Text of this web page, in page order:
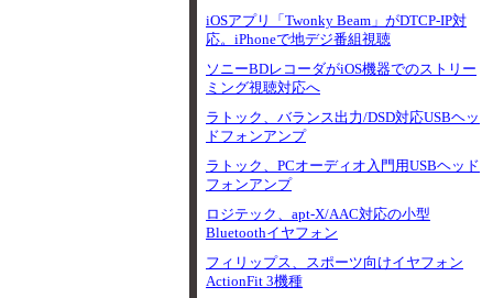
iOSアプリ「Twonky Beam」がDTCP-IP対
応。iPhoneで地デジ番組視聴
ソニーBDレコーダがiOS機器でのストリー
ミング視聴対応へ
ラトック、バランス出力/DSD対応USBヘッ
ドフォンアンプ
ラトック、PCオーディオ入門用USBヘッド
フォンアンプ
ロジテック、apt-X/AAC対応の小型
Bluetoothイヤフォン
フィリップス、スポーツ向けイヤフォン
ActionFit 3機種